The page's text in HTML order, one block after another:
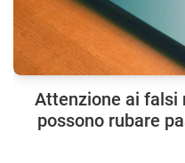
Attenzione ai falsi
possono rubare